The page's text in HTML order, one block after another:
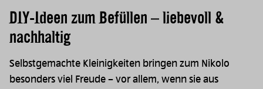
DIY-Ideen zum Befüllen – liebevoll &
nachhaltig
Selbstgemachte Kleinigkeiten bringen zum Nikolo
besonders viel Freude – vor allem, wenn sie aus